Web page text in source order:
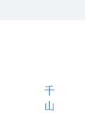
千
山